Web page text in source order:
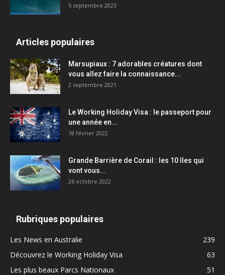
5 septembre 2023
Articles populaires
Marsupiaux : 7 adorables créatures dont
vous allez faire la connaissance...
2 septembre 2021
Le Working Holiday Visa : le passeport pour
une année en...
18 février 2022
Grande Barrière de Corail : les 10 îles qui
vont vous...
26 octobre 2022
Rubriques populaires
Les News en Australie
239
Découvrez le Working Holiday Visa
63
Les plus beaux Parcs Nationaux
51